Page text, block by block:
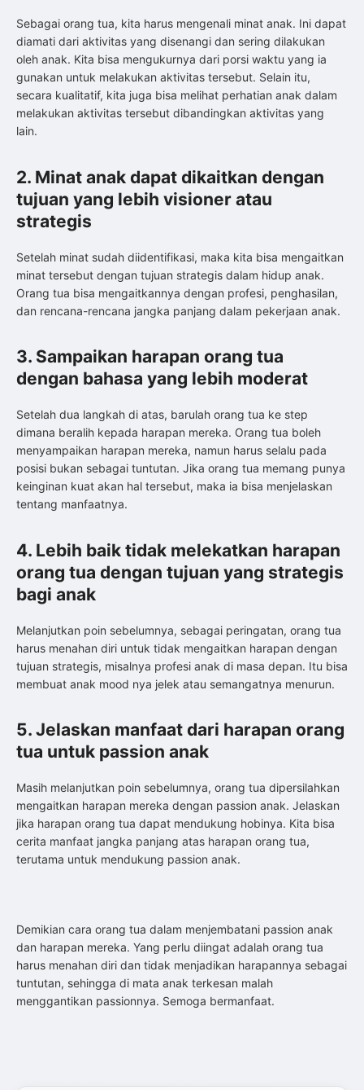
Sebagai orang tua, kita harus mengenali minat anak. Ini dapat
diamati dari aktivitas yang disenangi dan sering dilakukan
oleh anak. Kita bisa mengukurnya dari porsi waktu yang ia
gunakan untuk melakukan aktivitas tersebut. Selain itu,
secara kualitatif, kita juga bisa melihat perhatian anak dalam
melakukan aktivitas tersebut dibandingkan aktivitas yang
lain.
2. Minat anak dapat dikaitkan dengan
tujuan yang lebih visioner atau
strategis
Setelah minat sudah diidentifikasi, maka kita bisa mengaitkan
minat tersebut dengan tujuan strategis dalam hidup anak.
Orang tua bisa mengaitkannya dengan profesi, penghasilan,
dan rencana-rencana jangka panjang dalam pekerjaan anak.
3. Sampaikan harapan orang tua
dengan bahasa yang lebih moderat
Setelah dua langkah di atas, barulah orang tua ke step
dimana beralih kepada harapan mereka. Orang tua boleh
menyampaikan harapan mereka, namun harus selalu pada
posisi bukan sebagai tuntutan. Jika orang tua memang punya
keinginan kuat akan hal tersebut, maka ia bisa menjelaskan
tentang manfaatnya.
4. Lebih baik tidak melekatkan harapan
orang tua dengan tujuan yang strategis
bagi anak
Melanjutkan poin sebelumnya, sebagai peringatan, orang tua
harus menahan diri untuk tidak mengaitkan harapan dengan
tujuan strategis, misalnya profesi anak di masa depan. Itu bisa
membuat anak mood nya jelek atau semangatnya menurun.
5. Jelaskan manfaat dari harapan orang
tua untuk passion anak
Masih melanjutkan poin sebelumnya, orang tua dipersilahkan
mengaitkan harapan mereka dengan passion anak. Jelaskan
jika harapan orang tua dapat mendukung hobinya. Kita bisa
cerita manfaat jangka panjang atas harapan orang tua,
terutama untuk mendukung passion anak.
Demikian cara orang tua dalam menjembatani passion anak
dan harapan mereka. Yang perlu diingat adalah orang tua
harus menahan diri dan tidak menjadikan harapannya sebagai
tuntutan, sehingga di mata anak terkesan malah
menggantikan passionnya. Semoga bermanfaat.